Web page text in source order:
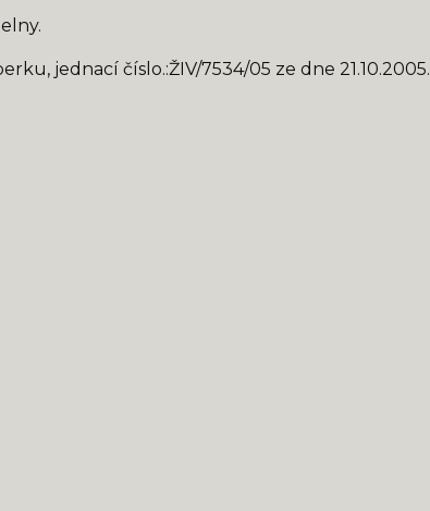
jednací číslo.:ŽIV/7534/05 ze dne 21.10.2005.